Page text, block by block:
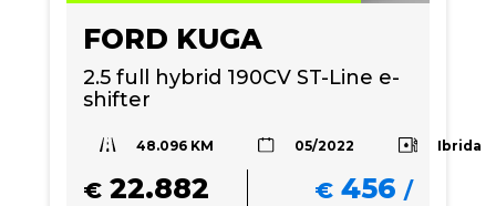
FORD KUGA
2.5 full hybrid 190CV ST-Line e-
shifter
48.096 KM 05/2022 Ibrida
€ 22.882 € 456 /